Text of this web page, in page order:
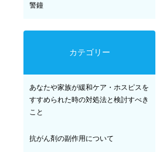
警鐘
カテゴリー
あなたや家族が緩和ケア・ホスピスを
すすめられた時の対処法と検討すべき
こと
抗がん剤の副作用について